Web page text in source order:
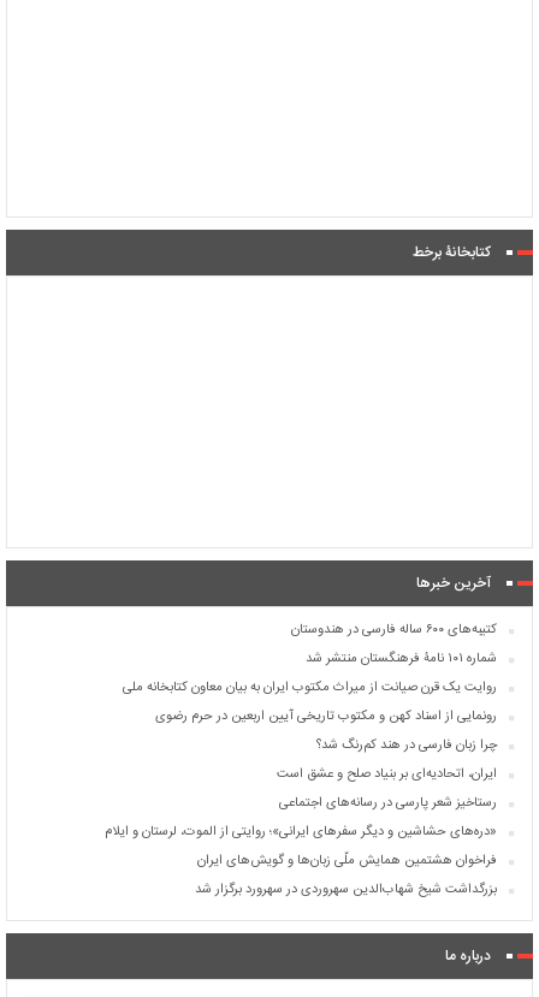
کتابخانۀ برخط
آخرین خبرها
کتیبه‌های ۶۰۰ ساله فارسی در هندوستان
شماره ۱۰۱ نامۀ فرهنگستان منتشر شد
روایت یک قرن صیانت از میراث مکتوب ایران به بیان معاون کتابخانه ملی
رونمایی از اسناد کهن و مکتوب تاریخی آیین اربعین در حرم رضوی
چرا زبان فارسی در هند کم‌رنگ شد؟
ایران، اتحادیه‌ای بر بنیاد صلح و عشق است
رستاخیز شعر پارسی در رسانه‌های اجتماعی
«دره‌های حشاشین و دیگر سفرهای ایرانی»؛ روایتی از الموت، لرستان و ایلام
فراخوان هشتمین همایش ملّی زبان‌ها و گویش‌های ایران
بزرگداشت شیخ شهاب‌الدین سهروردی در سهرورد برگزار شد
درباره ما